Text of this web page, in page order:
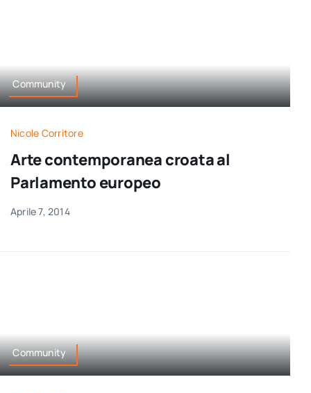
Community
Nicole Corritore
Arte contemporanea croata al
Parlamento europeo
Aprile 7, 2014
Community